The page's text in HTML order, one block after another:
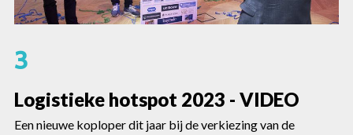
3
Logistieke hotspot 2023 - VIDEO
Een nieuwe koploper dit jaar bij de verkiezing van de